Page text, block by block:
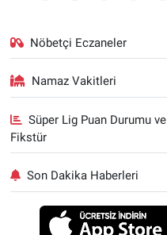
Nöbetçi Eczaneler
Namaz Vakitleri
Süper Lig Puan Durumu ve
Fikstür
Son Dakika Haberleri